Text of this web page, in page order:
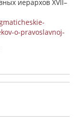
иерархов XVII–
o-pravoslavnoj-